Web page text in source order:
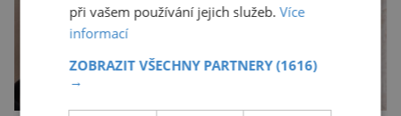
při vašem používání jejich služeb.Více
informací
ZOBRAZIT VŠECHNY PARTNERY(1616)
→